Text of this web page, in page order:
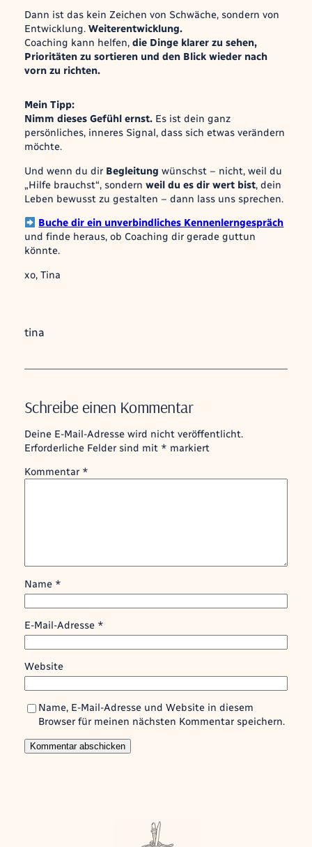
Dann ist das kein Zeichen von Schwäche, sondern von
Entwicklung. Weiterentwicklung.
Coaching kann helfen, die Dinge klarer zu sehen,
Prioritäten zu sortieren und den Blick wieder nach
vorn zu richten.
Mein Tipp:
Nimm dieses Gefühl ernst.Es ist dein ganz
persönliches, inneres Signal, dass sich etwas verändern
möchte.
Und wenn du dir Begleitung wünschst – nicht, weil du
„Hilfe brauchst“, sondern weil du es dir wert bist, dein
Leben bewusst zu gestalten – dann lass uns sprechen.
Buche dir ein unverbindliches Kennenlerngespräch
und finde heraus, ob Coaching dir gerade guttun
könnte.
xo, Tina
tina
Schreibe einen Kommentar
Deine E-Mail-Adresse wird nicht veröffentlicht.
Erforderliche Felder sind mit * markiert
Kommentar *
Name *
E-Mail-Adresse *
Website
Name, E-Mail-Adresse und Website in diesem
Browser für meinen nächsten Kommentar speichern.